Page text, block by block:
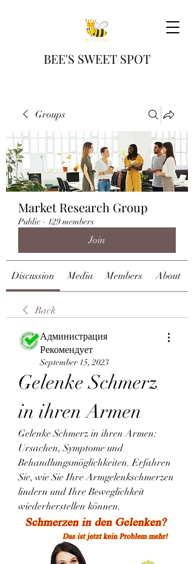
BEE'S SWEET SPOT
Groups
Market Research Group
Public · 129 members
Join
Discussion Media Members About
Back
Администрация
Рекомендует
September 15, 2023
Gelenke Schmerz
in ihren Armen
Gelenke Schmerz in ihren Armen:
Ursachen, Symptome und
Behandlungsmöglichkeiten. Erfahren
Sie, wie Sie Ihre Armgelenkschmerzen
lindern und Ihre Beweglichkeit
wiederherstellen können.